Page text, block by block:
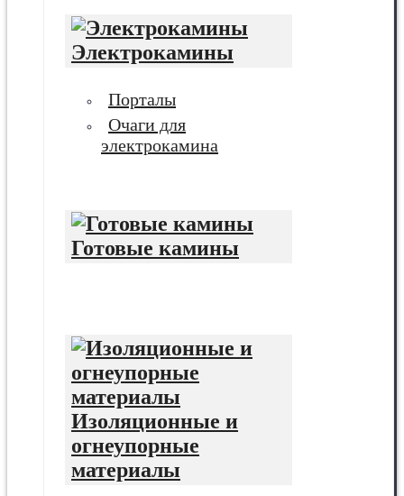
Электрокамины
Порталы
Очаги для
электрокамина
Готовые камины
Изоляционные и
огнеупорные
материалы